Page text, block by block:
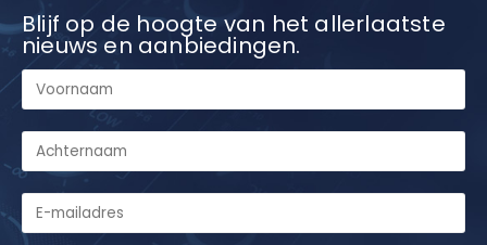
Blijf op de hoogte van het allerlaatste
nieuws en aanbiedingen.